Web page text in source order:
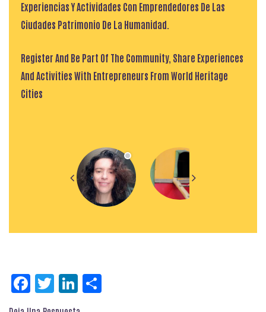
Experiencias Y Actividades Con Emprendedores De Las
Ciudades Patrimonio De La Humanidad.
Register And Be Part Of The Community, Share Experiences
And Activities With Entrepreneurs From World Heritage
Cities
Facebook
TwitterLinkedIn